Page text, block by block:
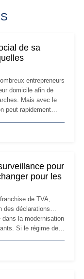
de sa
entrepreneurs
domicile afin de
Mais avec le
peut rapidement
Le
pour
pour les
de TVA,
des déclarations…
dans la modernisation
Si le régime de
un environnement